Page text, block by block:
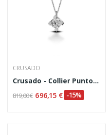
CRUSADO
Crusado - Collier Punto Luce Ct.0,15
819,00 € 696,15 € -15%